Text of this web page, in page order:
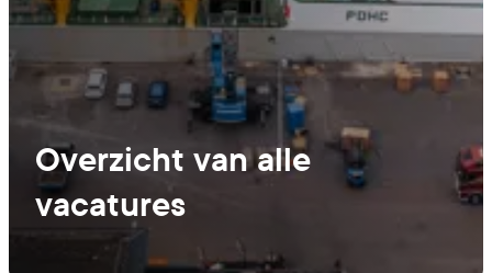
Overzicht van alle
vacatures